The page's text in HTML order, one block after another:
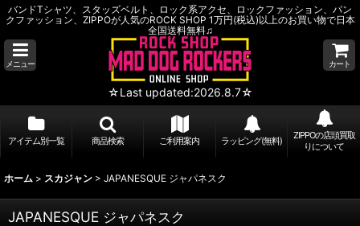
バンドTシャツ、スタッズベルト、ロック系アクセ、ロックファッション、パン
クファッション、ZIPPOが人気のROCK SHOP 1万円(税込)以上のお買い物で日本
全国送料無料♫
メニュー
☆Last updated:2026.8.7☆
カート
アイテム別一覧 商品検索 ご利用案内 ラッピング(無料)
ZIPPOの店頭買取
りについて
ホーム > スカジャン > JAPANESQUE ジャパネスク
JAPANESQUE ジャパネスク